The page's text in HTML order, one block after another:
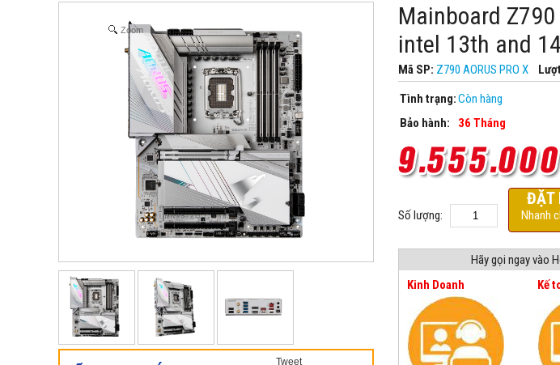
Zoom
Tweet
Mainboard Z790
intel 13th and
Mã SP: Z790 AORUS PRO X
Tình trạng:Còn hàng
Bảo hành:
36 Tháng
Số lượng:
ĐẶT
Nhanh
Hãy gọi ngay vào
Kinh Doanh
Kế